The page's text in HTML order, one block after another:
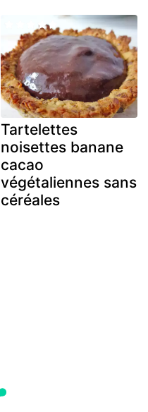
Tartelettes
noisettes banane
cacao
végétaliennes sans
céréales